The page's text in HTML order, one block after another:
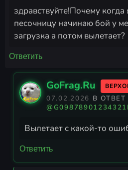
здравствуйте!Почему когда
песочницу начинаю бой у
загрузка а потом вылетает?
Ответить
GoFrag.Ru
07.02.2026 В ОТВЕТ
Вылетает с какой-то
Ответить